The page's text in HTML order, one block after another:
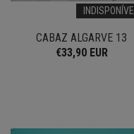
INDISPONÍVEL
CABAZ ALGARVE 13
€33,90 EUR